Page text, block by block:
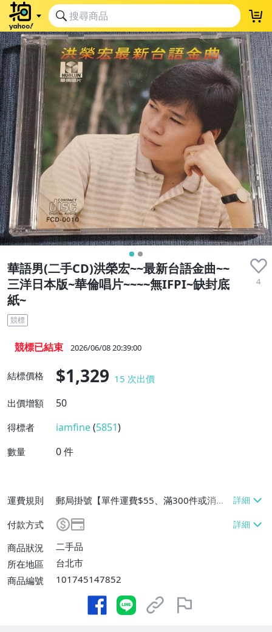
華語男(二手CD)洪榮宏~~最新台語金曲~~
三洋日本版~華倫唱片~~~~無IFPI~缺封底
紙~
4
競標
競標已結束 2026/06/08 20:39:00
結標價格 $1,329 15 次出價
出價增額
50
得標者 iamfine(5851)
數量 0件
運費規則
郵局掛號【單件運費$55、滿300件或消費
滿$50000免運費】
付款方式
商品狀況
二手品
所在地區
台北市
商品編號
101745147852